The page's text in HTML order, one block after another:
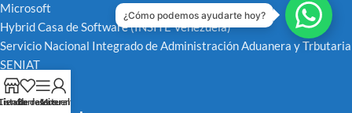
Microsoft
Hybrid Casa de Software(INSITE Venezuela)
Servicio Nacional Integrado de Administración Aduanera y Trbutaria
SENIAT
CNET
de deseos
Barra Lateral
Mi cuenta
¿Cómo podemos ayudarte hoy?